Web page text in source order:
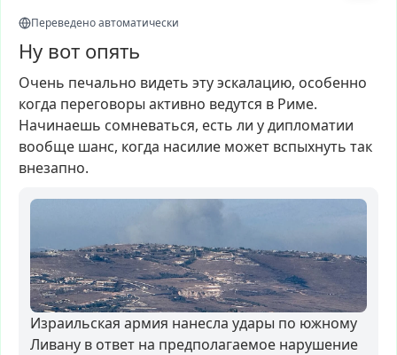
Переведено автоматически
Ну вот опять
Очень печально видеть этуэскалацию, особенно
когда переговоры активно ведутся в Риме.
Начинаешь сомневаться, есть ли удипломатии
вообще шанс, когда насилие может вспыхнуть так
внезапно.
Израильская армия нанесла удары по южному
Ливану в ответ на предполагаемое нарушение